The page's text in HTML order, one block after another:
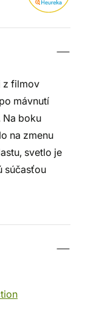
z filmov
mávnutí
Na boku
na zmenu
svetlo je
súčasťou